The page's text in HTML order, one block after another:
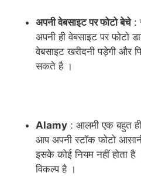
अपनी वेबसाइट पर फोटो बेचे:
अपनी ही वेबसाइट पर
वेबसाइट खरीदनी पड़ेगी और
सकते है ।
Alamy : आलमी एक बहुत ही
आप अपनी स्टॉक फोटो
इसके कोई नियम नहीं होता
विकल्प है ।